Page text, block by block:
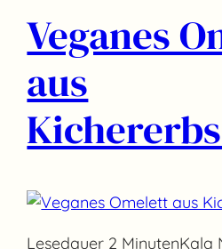
Veganes
aus
Lesedauer 2 MinutenKala